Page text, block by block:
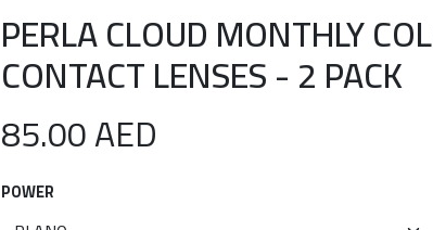
PERLA CLOUD MONTHLY
CONTACT LENSES - 2 PACK
85.00AED
POWER